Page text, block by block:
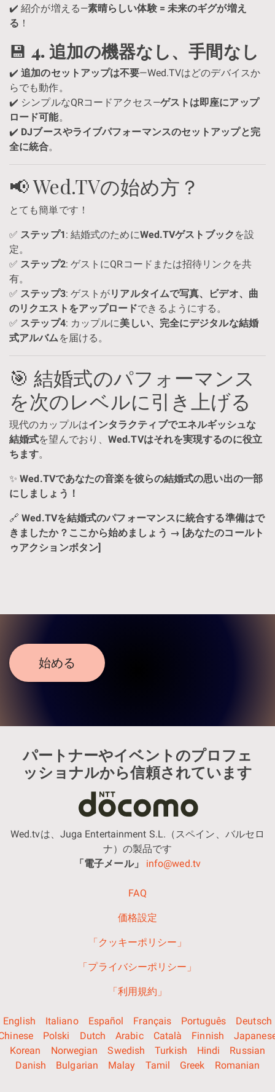
✔️ 紹介が増える—素晴らしい体験 = 未来のギグが増え
る ！
💾 4. 追加の機器なし、手間なし
✔️追加のセットアップは不要—Wed.TVはどのデバイスか
らでも動作。
✔️ シンプルなQRコードアクセス—ゲストは即座にアップ
ロード可能。
✔️ DJブースやライブパフォーマンスのセットアップと完
全に統合。
📢 Wed.TVの始め方？
とても簡単です！
✅ ステップ1: 結婚式のためにWed.TVゲストブック を設
定。
✅ ステップ2: ゲストにQRコードまたは招待リンクを共
有。
✅ ステップ3: ゲストがリアルタイムで写真、ビデオ、曲
のリクエストをアップロードできるようにする。
✅ ステップ4: カップルに美しい、完全にデジタルな結婚
式アルバムを届ける。
🎯 結婚式のパフォーマンス
を次のレベルに引き上げる
現代のカップルはインタラクティブでエネルギッシュな
結婚式を望んでおり、Wed.TVはそれを実現するのに役立
ちます。
✨Wed.TVであなたの音楽を彼らの結婚式の思い出の一部
にしましょう！
🔗Wed.TVを結婚式のパフォーマンスに統合する準備はで
きましたか？ここから始めましょう → [あなたのコールト
ゥアクションボタン]
始める
パートナーやイベントのプロフェ
ッショナルから信頼されています
Wed.tvは、Juga Entertainment S.L.（スペイン、バルセロ
ナ）の製品です
「電子メール」
info@wed.tv
FAQ
価格設定
「クッキーポリシー」
「プライバシーポリシー」
「利用規約」
English Italiano Español Français Português
Deutsch
Polski Dutch Arabic Català Finnish
Korean
Norwegian Swedish Turkish Hindi
Russian
Danish
Bulgarian Malay Tamil Greek Romanian